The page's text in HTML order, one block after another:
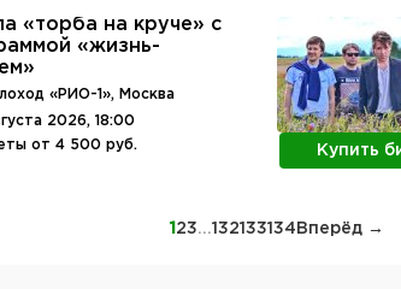
«торба на круче» с
«жизнь-
«РИО-1», Москва
2026, 18:00
от 4 500 руб.
Купить
1 23...132133134 Вперёд →